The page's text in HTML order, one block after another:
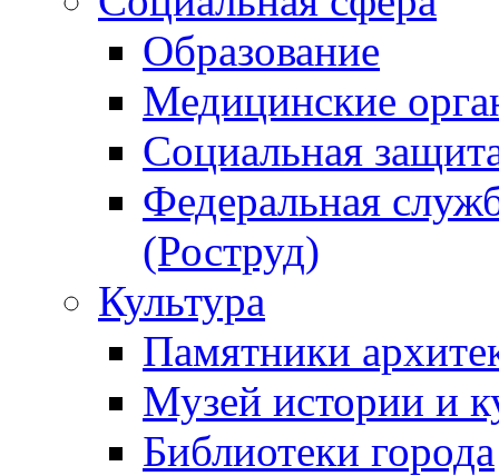
Образование
Медицинские
Социальная
Федеральная
(Роструд)
Культура
Памятники
Музей истории и
Библиотеки города